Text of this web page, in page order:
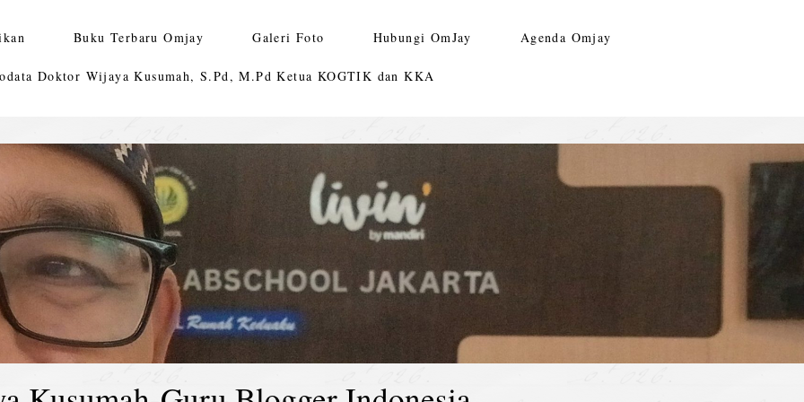
Buku Terbaru Omjay Galeri Foto Hubungi OmJay Agenda Omjay
Doktor Wijaya Kusumah, S.Pd, M.Pd Ketua KOGTIK dan KKA